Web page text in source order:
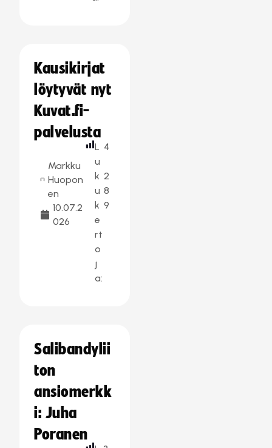
Kausikirjat
löytyvät nyt
Kuvat.fi-
palvelusta
Markku
Huopon
en
10.07.2
026
L
u
k
u
k
e
rt
o
j
a:
4
2
8
9
Salibandylii
ton
ansiomerkk
i: Juha
Poranen